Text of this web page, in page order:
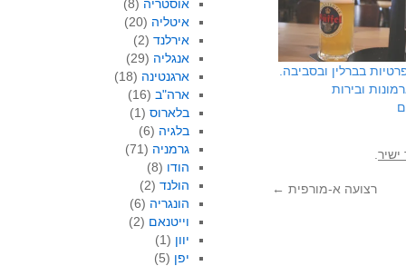
בברלין ובסביבה.
ובירות
ישיר
רצועה א-מורפית ←
אוסטריה (8)
איטליה (20)
אירלנד (2)
אנגליה (29)
ארגנטינה (18)
ארה"ב (16)
בלארוס (1)
בלגיה (6)
גרמניה (71)
הודו (8)
הולנד (2)
הונגריה (6)
וייטנאם (2)
יוון (1)
יפן (5)